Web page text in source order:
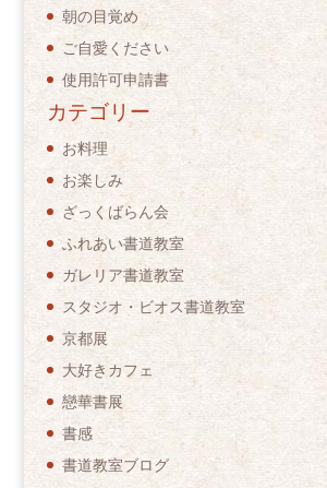
朝の目覚め
ご自愛ください
使用許可申請書
カテゴリー
お料理
お楽しみ
ざっくばらん会
ふれあい書道教室
ガレリア書道教室
スタジオ・ビオス書道教室
京都展
大好きカフェ
戀華書展
書感
書道教室ブログ